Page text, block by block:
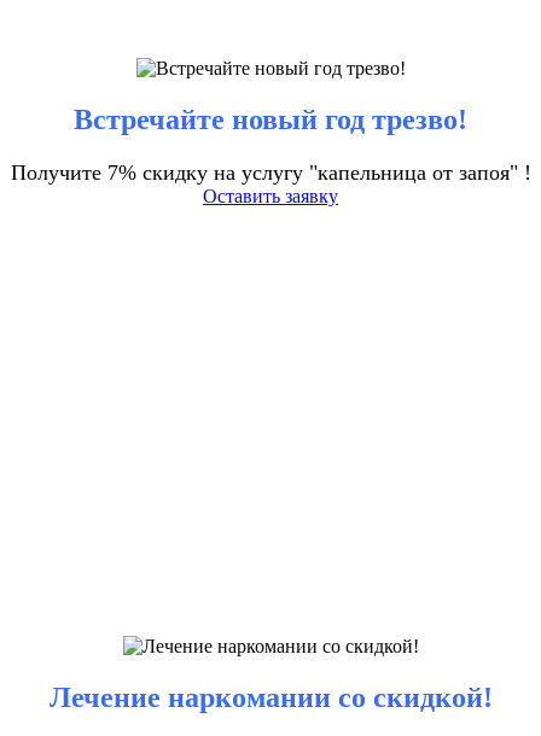
Встречайте новый год трезво!
Получите 7% скидку на услугу "капельница от запоя" !
Оставить заявку
Лечение наркомании со скидкой!